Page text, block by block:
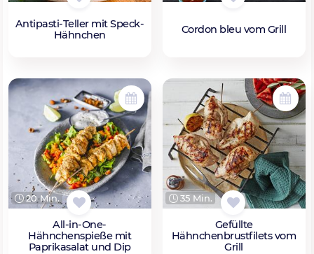
Antipasti-Teller mit Speck-
Hähnchen
Cordon bleu vom Grill
20 Min.
All-in-One-
Hähnchenspieße mit
Paprikasalat und Dip
35 Min.
Gefüllte
Hähnchenbrustfilets vom
Grill